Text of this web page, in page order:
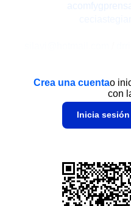
Crea una cuentao
con
Inicia sesión